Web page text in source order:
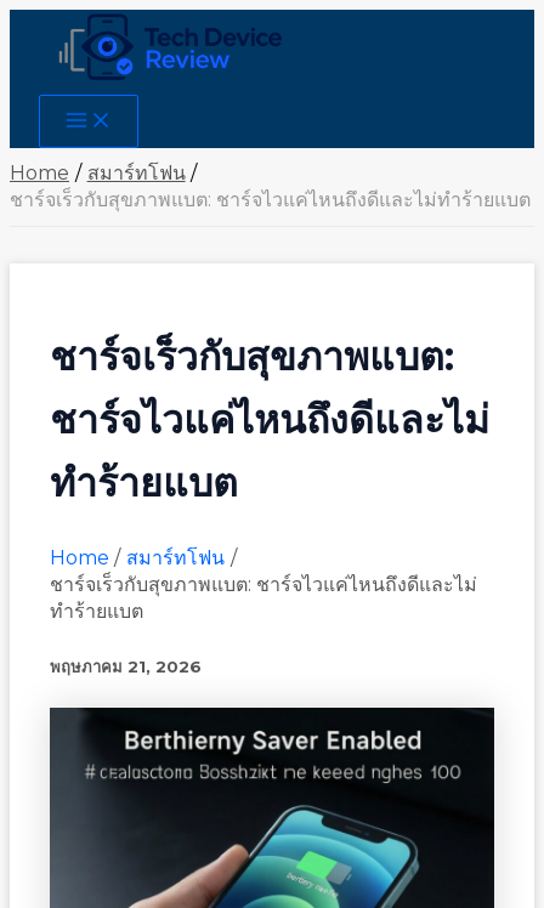
Main
Menu
Home
สมาร์ทโฟน
ชาร์จเร็วกับสุขภาพแบต: ชาร์จไวแค่ไหนถึงดีและไม่ทำร้ายแบต
ชาร์จเร็วกับสุขภาพแบต:
ชาร์จไวแค่ไหนถึงดีและไม่
ทำร้ายแบต
Home
สมาร์ทโฟน
ชาร์จเร็วกับสุขภาพแบต: ชาร์จไวแค่ไหนถึงดีและไม่
ทำร้ายแบต
พฤษภาคม 21, 2026